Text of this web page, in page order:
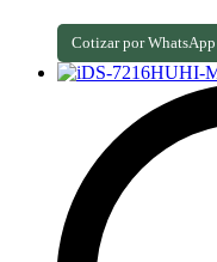
Cotizar por WhatsApp